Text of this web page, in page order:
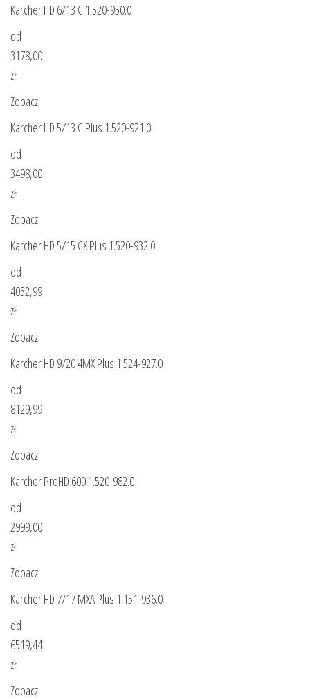
Karcher HD 6/13 C 1.520-950.0
od
3178,00
zł
Zobacz
Karcher HD 5/13 C Plus 1.520-921.0
od
3498,00
zł
Zobacz
Karcher HD 5/15 CX Plus 1.520-932.0
od
4052,99
zł
Zobacz
Karcher HD 9/20 4MX Plus 1.524-927.0
od
8129,99
zł
Zobacz
Karcher ProHD 600 1.520-982.0
od
2999,00
zł
Zobacz
Karcher HD 7/17 MXA Plus 1.151-936.0
od
6519,44
zł
Zobacz